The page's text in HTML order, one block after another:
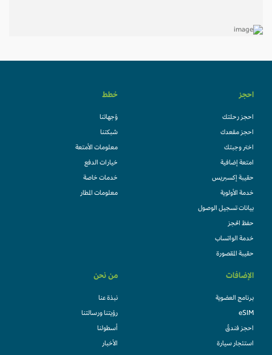
احجز
احجز رحلتك
احجز مقعدك
اختر وجبتك
امتعة إضافية
حقيبة إكسبريس
خدمة الأولوية
بيانات تسجيل الوصول
حفظ الحجز
خدمة الواتساب
حقيبة المقصورة
خطط
وُجهاتنا
شبكتنا
معلومات الأمتعة
خيارات الدفع
خدمات خاصة
معلومات المطار
الإضافات
برنامج العضوية
eSIM
احجز فندقً
استئجار سيارة
من نحن
نبذة عنا
رؤيتنا ورسالتنا
أسطولنا
الأخبار